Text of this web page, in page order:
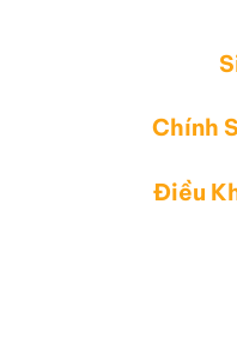
Chính
Điều